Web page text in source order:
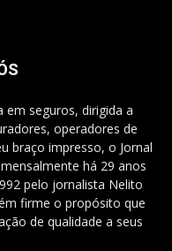
em seguros, dirigida a
operadores de
braço impresso, o Jornal
há 29 anos
pelo jornalista Nelito
firme o propósito que
de qualidade a seus